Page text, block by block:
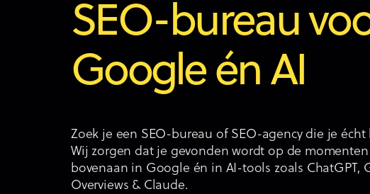
SEO-bureau
Google én AI
Zoek je een SEO-bureau of SEO-agency die je
Wij zorgen dat je gevonden wordt op de
bovenaan in Google én in AI-tools zoals ChatGPT,
Overviews & Claude.